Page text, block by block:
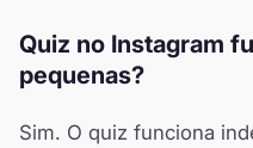
Quiz no Instagram
pequenas?
Sim. O quiz funciona